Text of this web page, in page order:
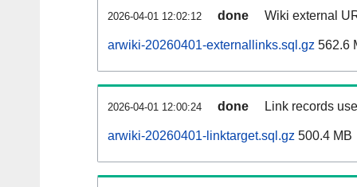
2026-04-01 12:02:12 done Wiki external
arwiki-20260401-externallinks.sql.gz 562.6
2026-04-01 12:00:24 done Link records
arwiki-20260401-linktarget.sql.gz 500.4 MB